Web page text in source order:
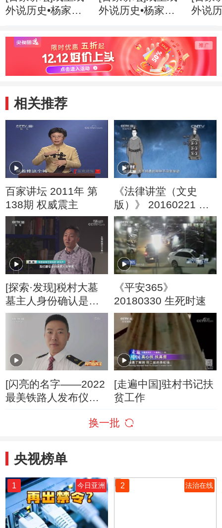
外说历史•杨家将
外说历史•杨家将
外说
相关推荐
百家讲坛 2011年 第
138期 权威震主
《法律讲堂（文史
版）》 20160221 隋
朝太子废立风云
（五）太子被架空
[探索·发现]税村大墓
墓主人身份确认是隋
朝太子杨勇
《平安365》
20180330 生死时速
[闪亮的名字——2022
最美铁路人发布仪
[走遍中国]驻村书记扶
贫工作
换一批
央视榜单
1 今日亚洲 2 法治在线